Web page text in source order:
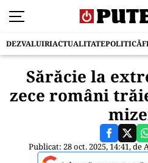
DEZVALUIRIACTUALITATEPOLITICĂ
Sărăcie la
zece români
Publicat: 28 oct. 2025, 14:41, de